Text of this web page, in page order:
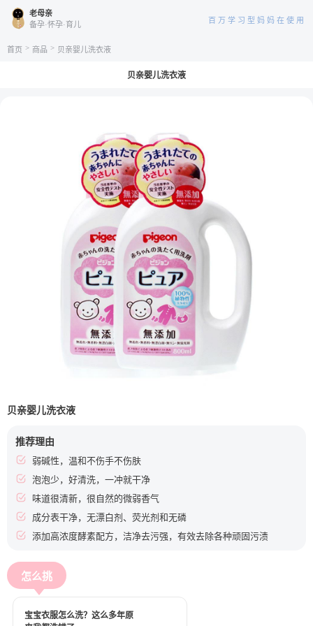
老母亲
备孕·怀孕·育儿
百万学习型妈妈在使用
首页 > 商品 > 贝亲婴儿洗衣液
贝亲婴儿洗衣液
贝亲婴儿洗衣液
推荐理由
弱碱性，温和不伤手不伤肤
泡泡少，好清洗，一冲就干净
味道很清新，很自然的微弱香气
成分表干净，无漂白剂、荧光剂和无磷
添加高浓度酵素配方，洁净去污强，有效去除各种顽固污渍
怎么挑
宝宝衣服怎么洗？这么多年原